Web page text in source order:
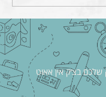
בצ׳ק אין אאוט